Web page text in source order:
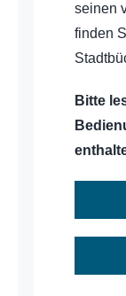
seinen
finden
Bitte